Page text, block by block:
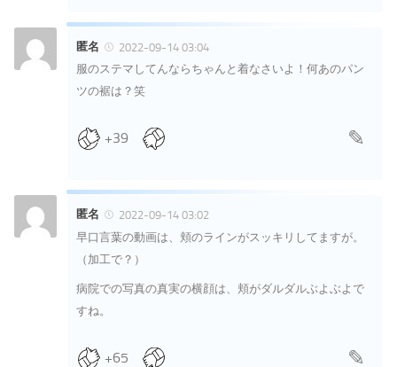
匿名
2022-09-14 03:04
服のステマしてんならちゃんと着なさいよ！何あのパン
ツの裾は？笑
+39
匿名
2022-09-14 03:02
早口言葉の動画は、頬のラインがスッキリしてますが。
（加工で？）
病院での写真の真実の横顔は、頬がダルダルぶよぶよで
すね。
+65